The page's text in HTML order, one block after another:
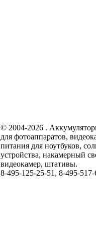
© 2004-2026 .
для фотоаппаратов,
питания для ноутбуков,
устройства, накамерный
видеокамер, штативы.
8-495-125-25-51, 8-495-